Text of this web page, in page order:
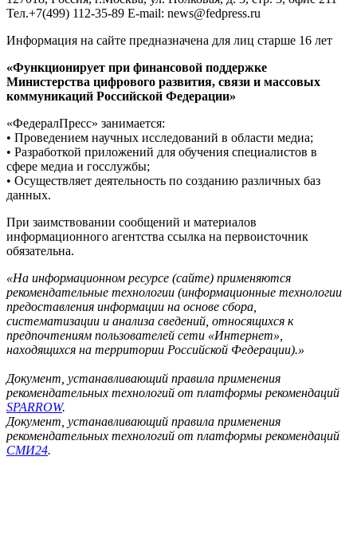
Тел.+7(499) 112-35-89 E-mail: news@fedpress.ru
Информация на сайте предназначена для лиц старше 16 лет
«Функционирует при финансовой поддержке
Министерства цифрового развития, связи и массовых
коммуникаций Российской Федерации»
«ФедералПресс» занимается:
• Проведением научных исследований в области медиа;
• Разработкой приложений для обучения специалистов в
сфере медиа и госслужбы;
• Осуществляет деятельность по созданию различных баз
данных.
При заимствовании сообщений и материалов
информационного агентства ссылка на первоисточник
обязательна.
«На информационном ресурсе (сайте) применяются
рекомендательные технологии (информационные технологии
предоставления информации на основе сбора,
систематизации и анализа сведений, относящихся к
предпочтениям пользователей сети «Интернет»,
находящихся на территории Российской Федерации).»
Документ, устанавливающий правила применения
рекомендательных технологий от платформы рекомендаций
SPARROW.
Документ, устанавливающий правила применения
рекомендательных технологий от платформы рекомендаций
СМИ24.